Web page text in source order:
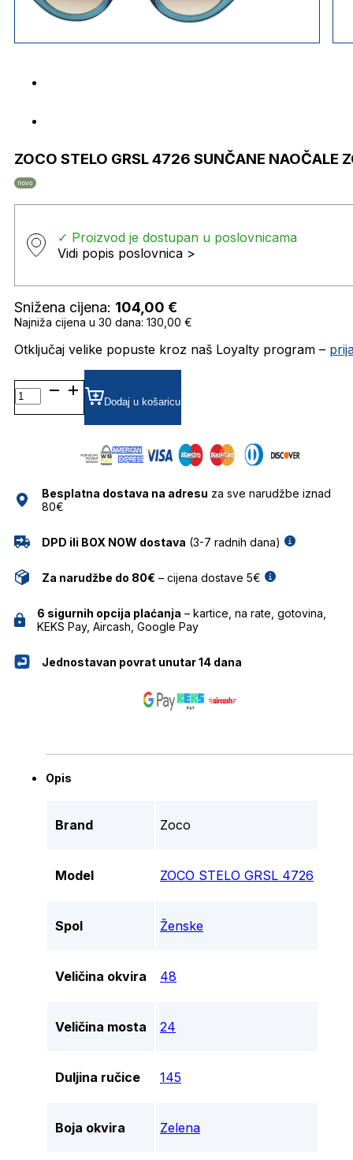
ZOCO STELO GRSL 4726 SUNČANE NAOČALE
novo
✓ Proizvod je dostupan u poslovnicama
Vidi popis poslovnica >
Snižena cijena: 104,00 €
Najniža cijena u 30 dana: 130,00 €
Otključaj velike popuste kroz naš Loyalty program –
ZOCO
STELO
GRSL
količina
Dodaj u košaricu
Besplatna dostava na adresu za sve narudžbe iznad
80€
DPD ili BOX NOW dostava (3-7 radnih dana)
Za narudžbe do 80€ – cijena dostave 5€
6 sigurnih opcija plaćanja – kartice, na rate, gotovina,
KEKS Pay, Aircash, Google Pay
Jednostavan povrat unutar 14 dana
Opis
Brand Zoco
Model ZOCO STELO GRSL 4726
Spol Ženske
Veličina okvira 48
Veličina mosta 24
Duljina ručice 145
Boja okvira Zelena